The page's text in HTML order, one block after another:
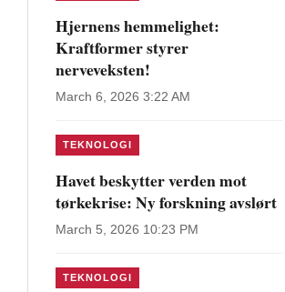
Hjernens hemmelighet:
Kraftformer styrer
nerveveksten!
March 6, 2026 3:22 AM
TEKNOLOGI
Havet beskytter verden mot
tørkekrise: Ny forskning avslørt
March 5, 2026 10:23 PM
TEKNOLOGI